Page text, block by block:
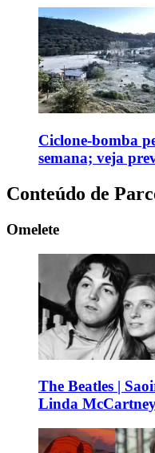
Ciclone-bomba
semana; veja
Conteúdo de
Omelete
The Beatles |
Linda